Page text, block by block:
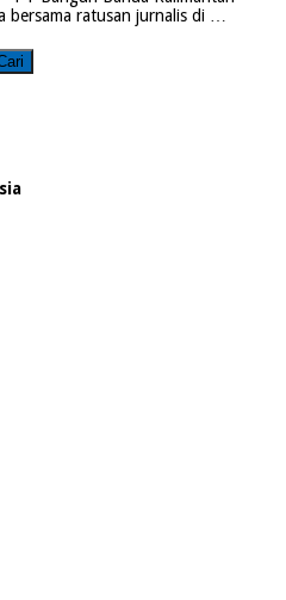
bersama ratusan jurnalis di …